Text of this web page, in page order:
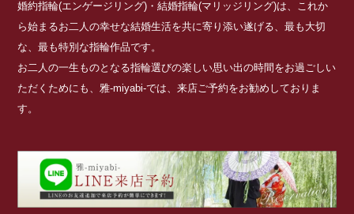
婚約指輪(エンゲージリング)・結婚指輪(マリッジリング)は、これか
ら始まるお二人の幸せな結婚生活を共に寄り添い遂げる、最も大切
な、最も特別な指輪作品です。
お二人の一生ものとなる指輪選びの楽しい思い出の時間をお過ごしい
ただくためにも、雅-miyabi-では、来店ご予約をお勧めしておりま
す。